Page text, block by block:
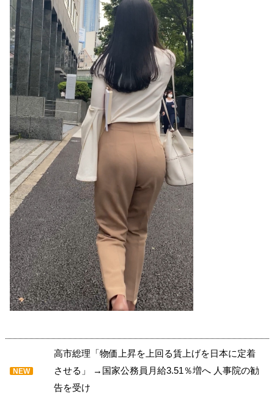
NEW
高市総理「物価上昇を上回る賃上げを日本に定着
させる」 →国家公務員月給3.51％増へ 人事院の勧
告を受け